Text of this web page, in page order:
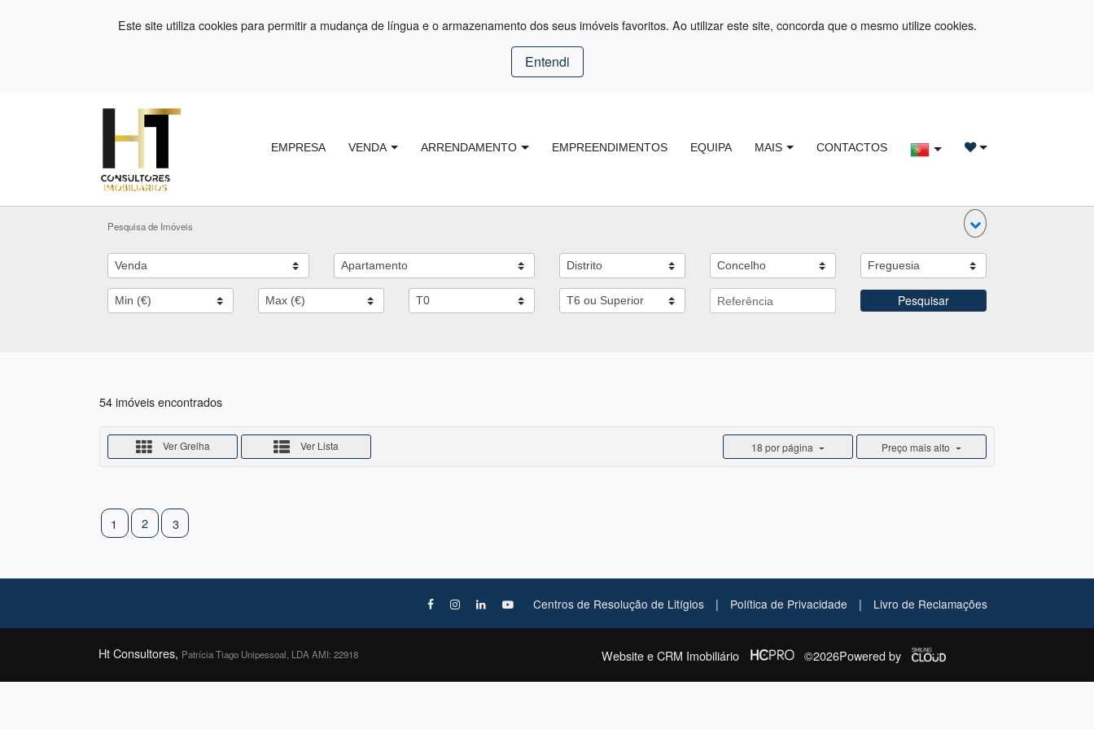
Este site utiliza cookies para permitir a mudança de língua e o armazenamento dos seus imóveis favoritos. Ao utilizar este site, concorda que o mesmo utilize cookies.
Entendi
EMPRESA VENDA ARRENDAMENTO EMPREENDIMENTOS EQUIPA MAIS CONTACTOS
Pesquisa de Imóveis
Pesquisar
54 imóveis encontrados
Ver Grelha Ver Lista 18 por página Preço mais alto
1 2 3
Centros de Resolução de Litígios | Política de Privacidade | Livro de Reclamações
Ht Consultores, Patrícia Tiago Unipessoal, LDA AMI: 22918 Website e CRM Imobiliário ©2026Powered by